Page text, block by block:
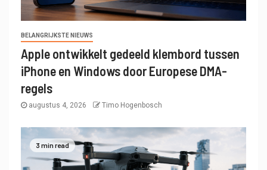
BELANGRIJKSTE NIEUWS
Apple ontwikkelt gedeeld klembord tussen
iPhone en Windows door Europese DMA-
regels
augustus 4, 2026 Timo Hogenbosch
3 min read